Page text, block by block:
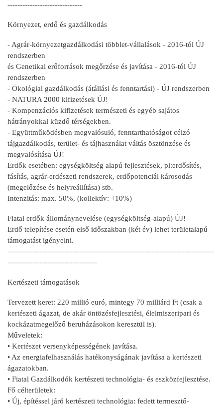
------------------------------
Környezet, erdő és gazdálkodás
- Agrár-környezetgazdálkodási többlet-vállalások - 2016-tól ÚJ
rendszerben
és Genetikai erőforrások megőrzése és javítása - 2016-tól ÚJ
rendszerben
- Ökológiai gazdálkodás (átállási és fenntartási) - ÚJ rendszerben
- NATURA 2000 kifizetések ÚJ!
- Kompenzációs kifizetések természeti és egyéb sajátos
hátrányokkal küzdő térségekben.
- Együttműködésben megvalósuló, fenntarthatóságot célzó
tájgazdálkodás, terület- és tájhasználat váltás ösztönzése és
megvalósítása ÚJ!
Erdők esetében: egységköltség alapú fejlesztések, pl:erdősítés,
fásítás, agrár-erdészeti rendszerek, erdőpotenciál károsodás
(megelőzése és helyreállítása) stb.
Intenzitás: max. 50%, (kollektív: +10%)
Fiatal erdők állománynevelése (egységköltség-alapú) ÚJ!
Erdő telepítése esetén első időszakban (két év) lehet területalapú
támogatást igényelni.
-----------------------------------------------------------------------------------
------------------------------------
Kertészeti támogatások
Tervezett keret: 220 millió euró, mintegy 70 milliárd Ft (csak a
kertészeti ágazat, de akár öntözésfejlesztési, élelmiszeripari és
kockázatmegelőző beruházásokon keresztül is).
Műveletek:
• Kertészet versenyképességének javítása.
• Az energiafelhasználás hatékonyságának javítása a kertészeti
ágazatokban.
• Fiatal Gazdálkodók kertészeti technológia- és eszközfejlesztése.
Fő célterületek:
• Új, építéssel járó kertészeti technológia: fedett termesztő-